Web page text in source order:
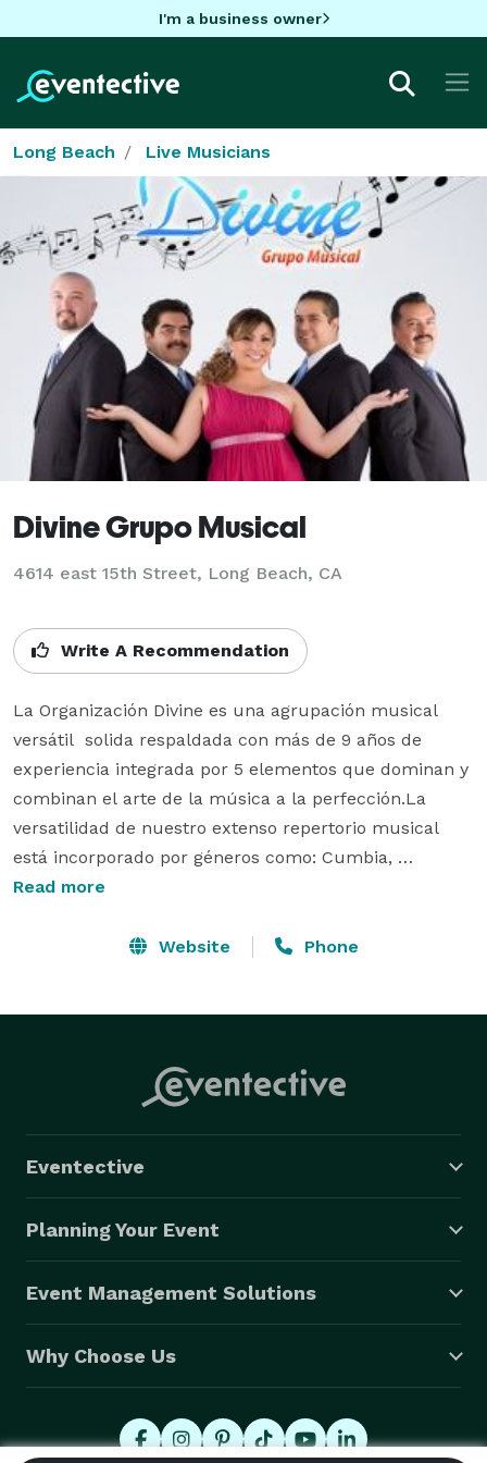
I'm a business owner
Long Beach Live Musicians
Divine Grupo Musical
4614 east 15th Street, Long Beach, CA
Write A Recommendation
La Organización Divine es una agrupación musical
versátil  solida respaldada con más de 9 años de
experiencia integrada por 5 elementos que dominan y
combinan el arte de la música a la perfección.La
versatilidad de nuestro extenso repertorio musical
está incorporado por géneros como: Cumbia,
Merengue, Rock en Español, Rock & Roll, Disco, Pop,
Bachata, Salsa, Punta, Country, Banda y Norteña. Lo
Read more
Website Phone
Eventective
Planning Your Event
Event Management Solutions
Why Choose Us